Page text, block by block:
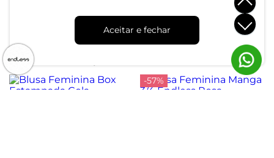
Aceitar e fechar
Blusa Feminina Gola Alta
ViscoTrico Básica Endless
R$ 79,99
ou 2x de R$ 39,99 sem juros
Blusa Feminina Em Cotton
Leve Endless Azul
R$ 49,99
ou 1x de R$ 29,99 sem juros
-57%